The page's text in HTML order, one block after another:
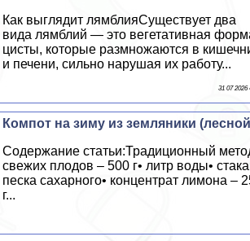
Как выглядит лямблияСуществует два
вида лямблий — это вегетативная
цисты, которые размножаются в
и печени, сильно нарушая их работу...
31 07 2026
Компот на зиму из земляники
Содержание статьи:Традиционный
свежих плодов – 500 г• литр воды•
песка сахарного• концентрат лимона –
г...